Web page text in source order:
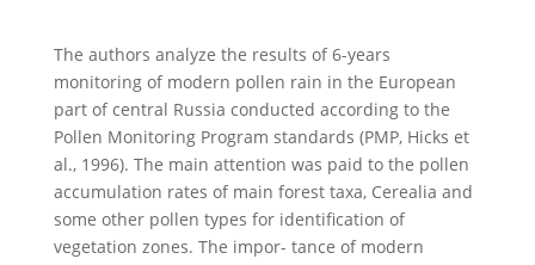
The authors analyze the results of 6-years
monitoring of modern pollen rain in the European
part of central Russia conducted according to the
Pollen Monitoring Program standards (PMP, Hicks et
al., 1996). The main attention was paid to the pollen
accumulation rates of main forest taxa, Cerealia and
some other pollen types for identification of
vegetation zones. The impor- tance of modern